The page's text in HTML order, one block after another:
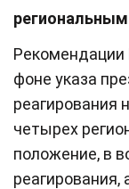
Рекомендации
фоне указа
реагирования
четырех
положение, в